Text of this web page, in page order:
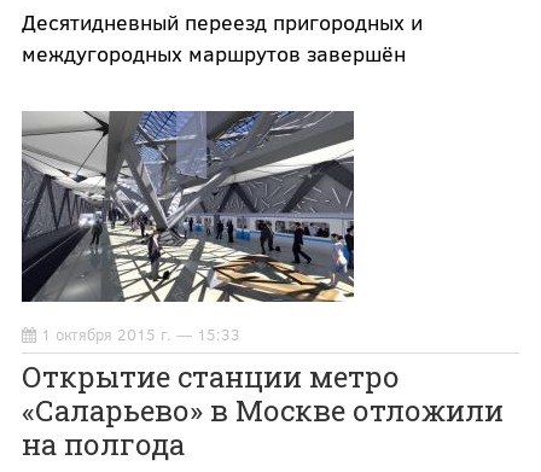
Десятидневный переезд пригородных и
междугородных маршрутов завершён
1 октября 2015 г. — 15:33
Открытие станции метро
«Саларьево» в Москве отложили
на полгода